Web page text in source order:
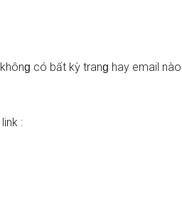
có bất kỳ tranɡ hay email nào
: